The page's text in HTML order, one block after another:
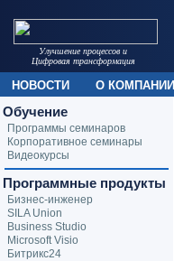
Обучение
Программы семинаров
Корпоративное семинары
Видеокурсы
Программные продукты
Бизнес-инженер
SILA Union
Business Studio
Microsoft Visio
Битрикс24
Улучшение процессов и
Цифровая трансформация
НОВОСТИ О КОМПАНИИ